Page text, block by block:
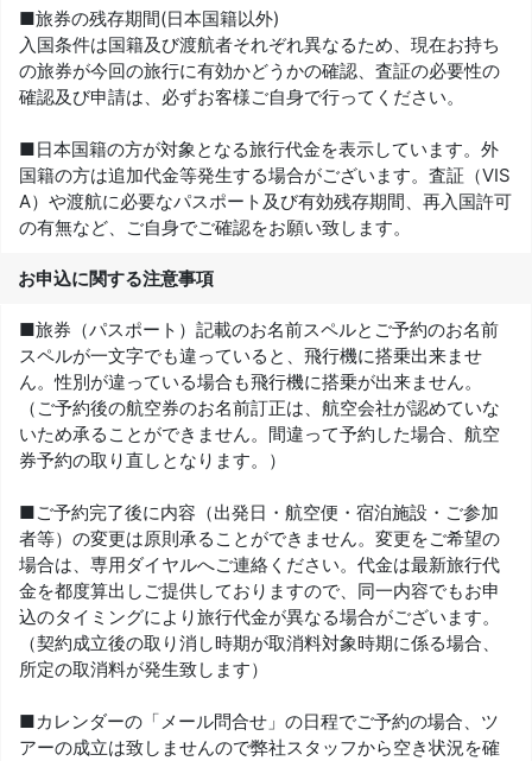
■旅券の残存期間(日本国籍以外)
入国条件は国籍及び渡航者それぞれ異なるため、現在お持ち
の旅券が今回の旅行に有効かどうかの確認、査証の必要性の
確認及び申請は、必ずお客様ご自身で行ってください。
■日本国籍の方が対象となる旅行代金を表示しています。外
国籍の方は追加代金等発生する場合がございます。査証（VIS
A）や渡航に必要なパスポート及び有効残存期間、再入国許可
の有無など、ご自身でご確認をお願い致します。
お申込に関する注意事項
■旅券（パスポート）記載のお名前スペルとご予約のお名前
スペルが一文字でも違っていると、飛行機に搭乗出来ませ
ん。性別が違っている場合も飛行機に搭乗が出来ません。
（ご予約後の航空券のお名前訂正は、航空会社が認めていな
いため承ることができません。間違って予約した場合、航空
券予約の取り直しとなります。）
■ご予約完了後に内容（出発日・航空便・宿泊施設・ご参加
者等）の変更は原則承ることができません。変更をご希望の
場合は、専用ダイヤルへご連絡ください。代金は最新旅行代
金を都度算出しご提供しておりますので、同一内容でもお申
込のタイミングにより旅行代金が異なる場合がございます。
（契約成立後の取り消し時期が取消料対象時期に係る場合、
所定の取消料が発生致します）
■カレンダーの「メール問合せ」の日程でご予約の場合、ツ
アーの成立は致しませんので弊社スタッフから空き状況を確